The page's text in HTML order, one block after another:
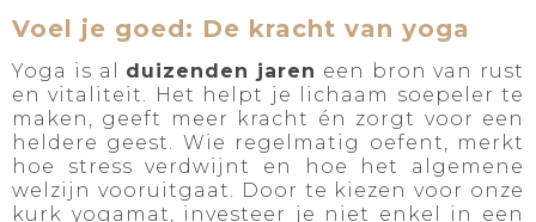
Voel je goed: De kracht van yoga
Yoga is al duizenden jaren een bron van rust
en vitaliteit. Het helpt je lichaam soepeler te
maken, geeft meer kracht én zorgt voor een
heldere geest. Wie regelmatig oefent, merkt
hoe stress verdwijnt en hoe het algemene
welzijn vooruitgaat. Door te kiezen voor onze
kurk yogamat, investeer je niet enkel in een